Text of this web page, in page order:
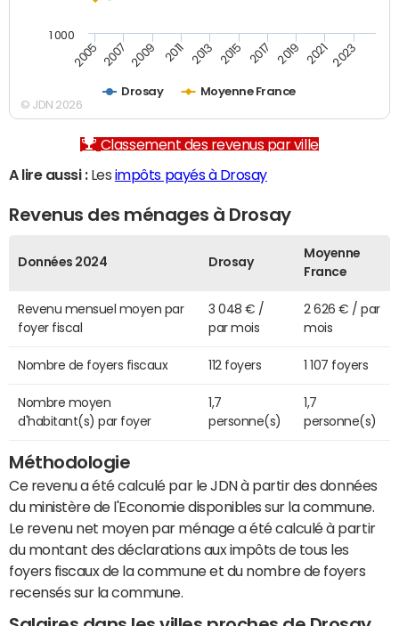
Drosay Moyenne France
2005 2007 2009 2011 2013 2015 2017 2019 2021 2023
1 000
© JDN 2026
Classement des revenus par ville
A lire aussi :Les impôts payés à Drosay
Revenus des ménages à Drosay
Données 2024 Drosay
Moyenne
France
Revenu mensuel moyen par
foyer fiscal
3 048 € /
par mois
2 626 € / par
mois
Nombre de foyers fiscaux 112 foyers 1 107 foyers
Nombre moyen
d'habitant(s) par foyer
1,7
personne(s)
1,7
personne(s)
Méthodologie
Ce revenu a été calculé par le JDN à partir des données
du ministère de l'Economie disponibles sur la commune.
Le revenu net moyen par ménage a été calculé à partir
du montant des déclarations aux impôts de tous les
foyers fiscaux de la commune et du nombre de foyers
recensés sur la commune.